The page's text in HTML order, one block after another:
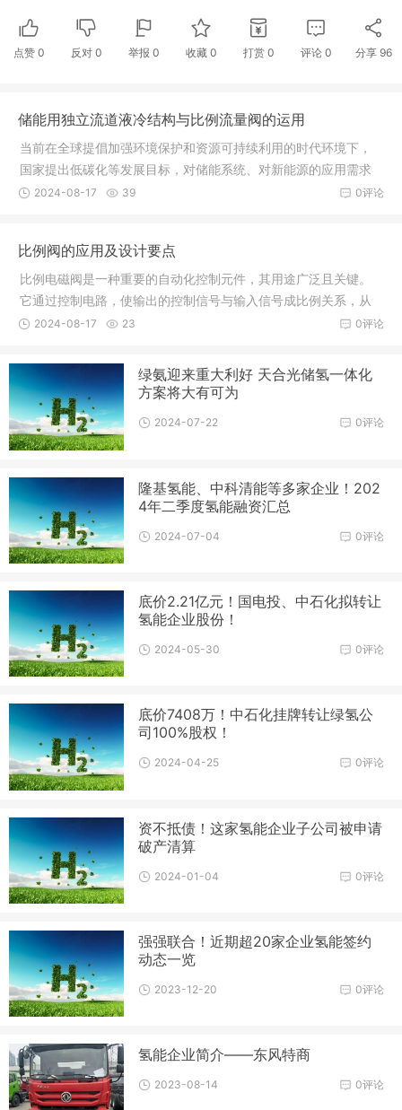
点赞 0 反对 0 举报 0 收藏 0 打赏 0 评论 0 分享 96
储能用独立流道液冷结构与比例流量阀的运用
当前在全球提倡加强环境保护和资源可持续利用的时代环境下，
国家提出低碳化等发展目标，对储能系统、对新能源的应用需求
逐步增长，储能技术是新能源取代传统化石能源的重要部分，开
相比，目前锂电池储能
0评论
2024-08-17 39
比例阀的应用及设计要点
比例电磁阀是一种重要的自动化控制元件，其用途广泛且关键。
它通过控制电路，使输出的控制信号与输入信号成比例关系，从
而实现对工作介质（如气体、液体等）的流量等精确控制。这种
油气输送系统、水处理系统、医疗器械、食品机械等领域有着广
泛的应用。它能够提升
0评论
2024-08-17 23
绿氨迎来重大利好 天合光储氢一体化
方案将大有可为
0评论
2024-07-22
隆基氢能、中科清能等多家企业！202
4年二季度氢能融资汇总
0评论
2024-07-04
底价2.21亿元！国电投、中石化拟转让
氢能企业股份！
0评论
2024-05-30
底价7408万！中石化挂牌转让绿氢公
司100%股权！
0评论
2024-04-25
资不抵债！这家氢能企业子公司被申请
破产清算
0评论
2024-01-04
强强联合！近期超20家企业氢能签约
动态一览
0评论
2023-12-20
氢能企业简介——东风特商
0评论
2023-08-14